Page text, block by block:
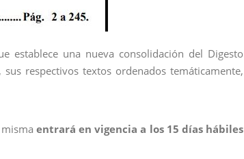
establece una nueva consolidación del Digesto
respectivos textos ordenados temáticamente,
entrará en vigencia a los 15 días hábiles